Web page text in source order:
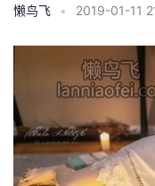
懒鸟飞 • 2019-01-11